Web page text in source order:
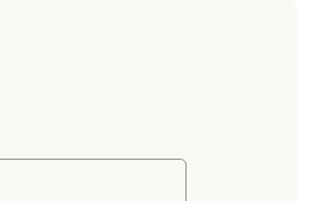
czyszczenie